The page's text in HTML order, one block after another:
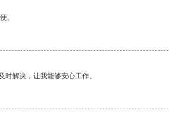
。
解决，让我能够安心工作。